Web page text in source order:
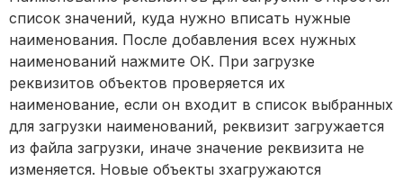
список значений, куда нужно вписать нужные
наименования. После добавления всех нужных
наименований нажмите ОК. При загрузке
реквизитов объектов проверяется их
наименование, если он входит в список выбранных
для загрузки наименований, реквизит загружается
из файла загрузки, иначе значение реквизита не
изменяется. Новые объекты зхагружаются